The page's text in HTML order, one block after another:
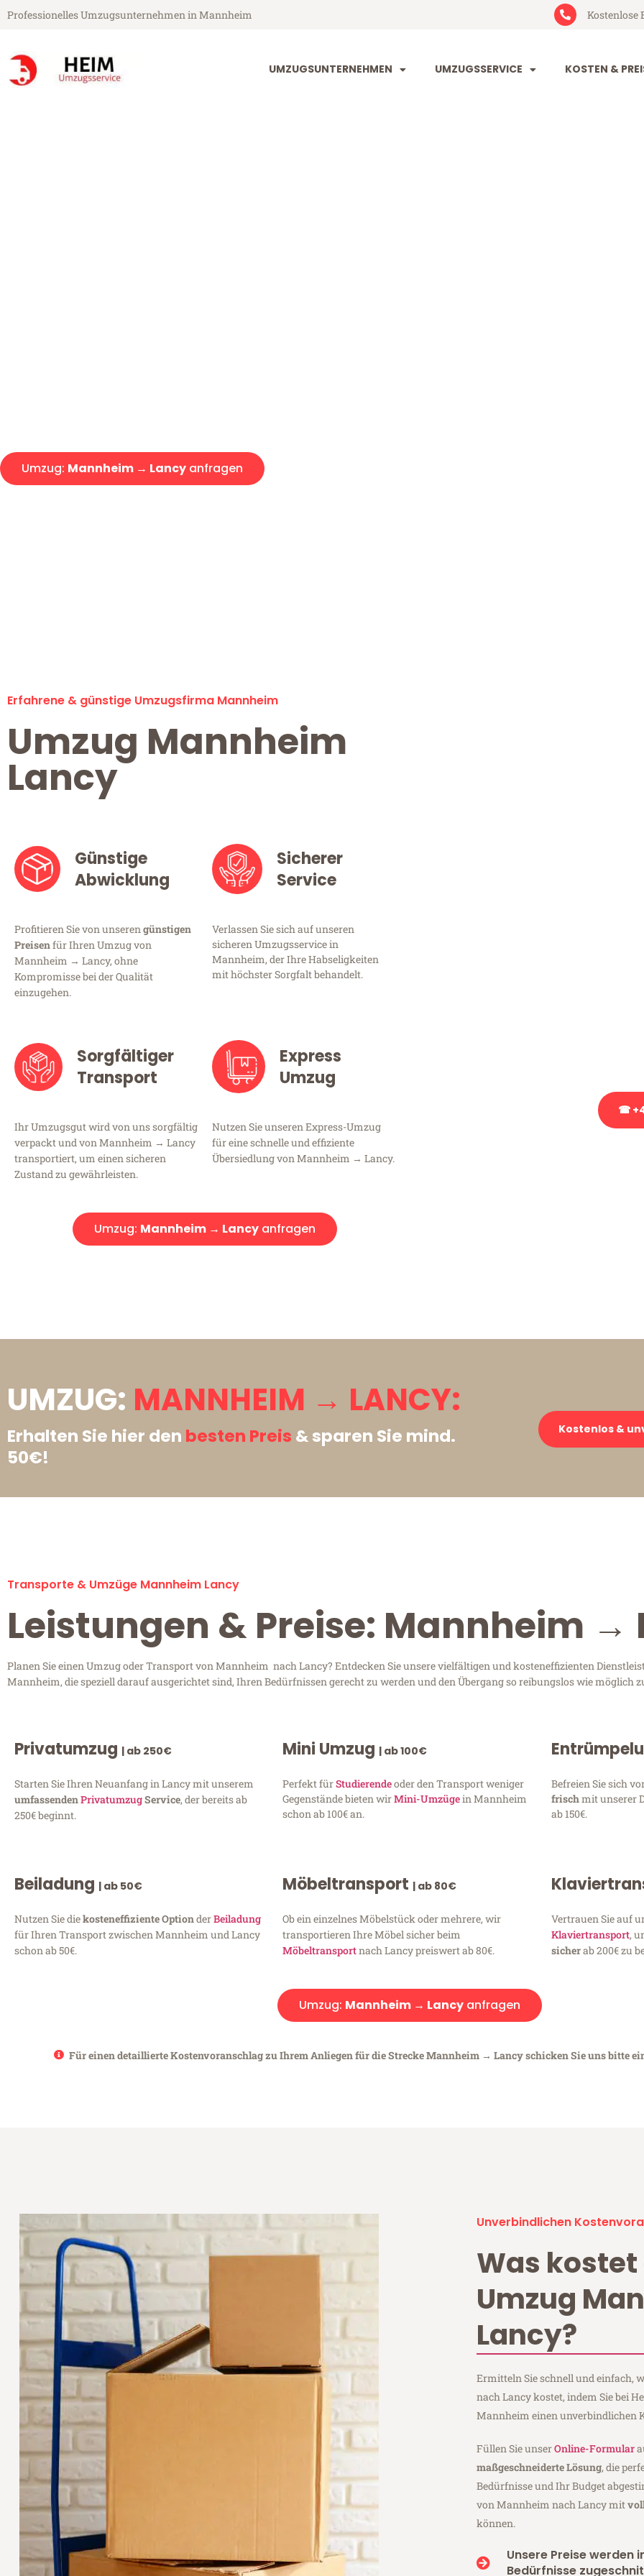
Professionelles Umzugsunternehmen in Mannheim Kostenlose
UMZUGSUNTERNEHMEN UMZUGSSERVICE KOSTEN &
Umzug: Mannheim → Lancy anfragen
Erfahrene & günstige Umzugsfirma Mannheim
Umzug Mannheim
Lancy
Günstige
Abwicklung
Profitieren Sie von unserengünstigen
Preisenfür Ihren Umzug von
Mannheim → Lancy, ohne
Kompromisse bei der Qualität
einzugehen.
Sicherer
Service
Verlassen Sie sich auf unseren
sicheren Umzugsservice in
Mannheim, der Ihre Habseligkeiten
mit höchster Sorgfalt behandelt.
Sorgfältiger
Transport
Ihr Umzugsgut wird von uns sorgfältig
verpackt und von Mannheim → Lancy
transportiert, um einen sicheren
Zustand zu gewährleisten.
Express
Umzug
Nutzen Sie unseren Express-Umzug
für eine schnelle und effiziente
Übersiedlung von Mannheim → Lancy.
Umzug: Mannheim → Lancy anfragen
☎
UMZUG: MANNHEIM → LANCY:
Erhalten Sie hier den besten Preis & sparen Sie mind.
50€!
Kostenlos &
Transporte & Umzüge Mannheim Lancy
Leistungen & Preise: Mannheim →
Planen Sie einen Umzug oder Transport von Mannheim nach Lancy? Entdecken Sie unsere vielfältigen und kosteneffizienten
Mannheim, die speziell darauf ausgerichtet sind, Ihren Bedürfnissen gerecht zu werden und den Übergang so reibungslos wie möglich
Privatumzug | ab 250€
Starten Sie Ihren Neuanfang in Lancy mit unserem
umfassendenPrivatumzugService, der bereits ab
250€ beginnt.
Mini Umzug | ab 100€
Perfekt fürStudierendeoder den Transport weniger
Gegenstände bieten wirMini-Umzügein Mannheim
schon ab 100€ an.
Befreien Sie sich
frischmit unserer
ab 150€.
Beiladung | ab 50€
Nutzen Sie diekosteneffiziente OptionderBeiladung
für Ihren Transport zwischen Mannheim und Lancy
schon ab 50€.
Möbeltransport | ab 80€
Ob ein einzelnes Möbelstück oder mehrere, wir
transportieren Ihre Möbel sicher beim
Möbeltransportnach Lancy preiswert ab 80€.
Vertrauen Sie auf
Klaviertransport,
sicherab 200€ zu
Umzug: Mannheim → Lancy anfragen
Für einen detaillierte Kostenvoranschlag zu Ihrem Anliegen für die Strecke Mannheim → Lancy schicken Sie uns bitte
Unverbindlichen
Was kostet
Umzug
Lancy?
Ermitteln Sie schnell und einfach,
nach Lancy kostet, indem Sie bei
Mannheim einen unverbindlichen
Füllen Sie unserOnline-Formular
maßgeschneiderte Lösung, die
Bedürfnisse und Ihr Budget
von Mannheim nach Lancy mit
können.
Unsere Preise werden
Bedürfnisse